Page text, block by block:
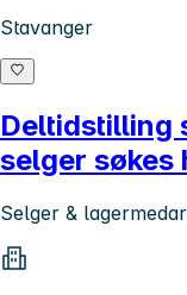
Stavanger
Deltidstilling
selger søkes
Selger &